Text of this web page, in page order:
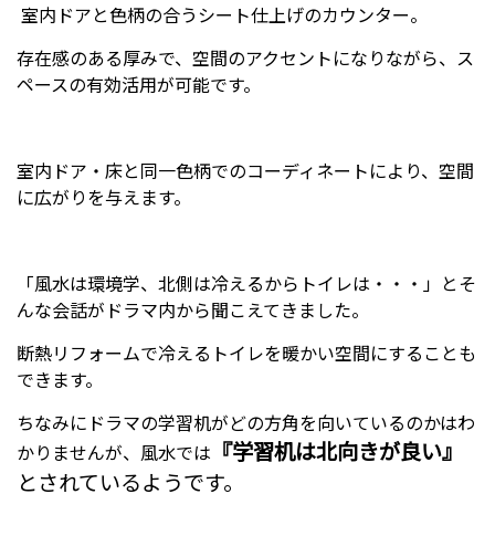
室内ドアと色柄の合うシート仕上げのカウンター。
存在感のある厚みで、空間のアクセントになりながら、ス
ペースの有効活用が可能です。
室内ドア・床と同一色柄でのコーディネートにより、空間
に広がりを与えます。
「風水は環境学、北側は冷えるからトイレは・・・」とそ
んな会話がドラマ内から聞こえてきました。
断熱リフォームで冷えるトイレを暖かい空間にすることも
できます。
ちなみにドラマの学習机がどの方角を向いているのかはわ
かりませんが、風水では 『学習机は北向きが良い』
とされているようです。